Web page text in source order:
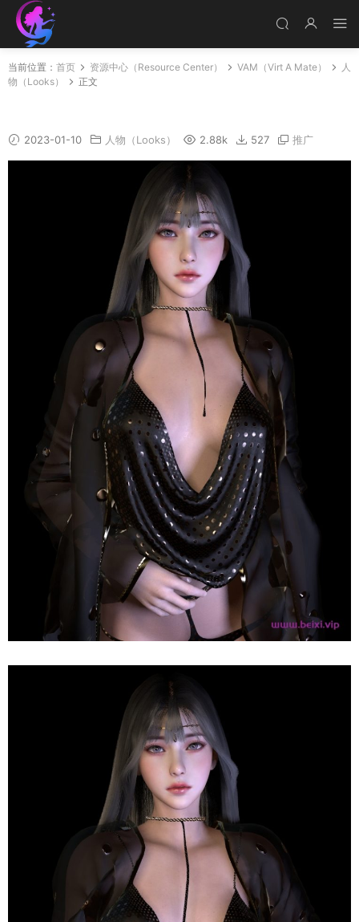
当前位置： 首页 资源中心（Resource Center） VAM（Virt A Mate）
人
物（Looks）
正文
2023-01-10 人物（Looks） 2.88k 527 推广